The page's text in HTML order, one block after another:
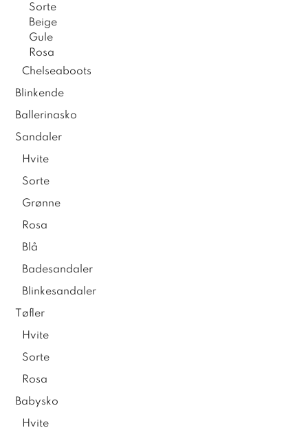
Sorte
Beige
Gule
Rosa
Chelseaboots
Blinkende
Ballerinasko
Sandaler
Hvite
Sorte
Grønne
Rosa
Blå
Badesandaler
Blinkesandaler
Tøfler
Hvite
Sorte
Rosa
Babysko
Hvite